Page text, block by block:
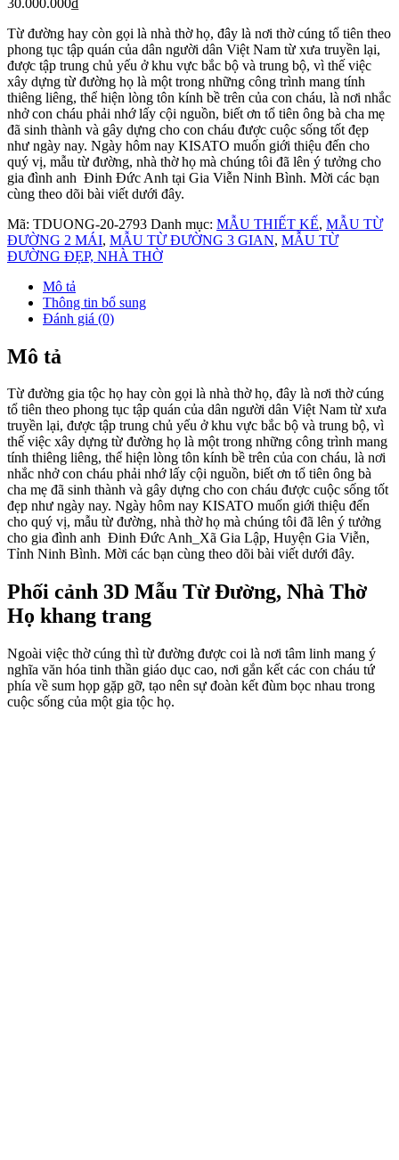
Từ đường hay còn gọi là nhà thờ họ, đây là nơi thờ cúng tổ tiên theo
phong tục tập quán của dân người dân Việt Nam từ xưa truyền lại,
được tập trung chủ yếu ở khu vực bắc bộ và trung bộ, vì thế việc
xây dựng từ đường họ là một trong những công trình mang tính
thiêng liêng, thể hiện lòng tôn kính bề trên của con cháu, là nơi nhắc
nhở con cháu phải nhớ lấy cội nguồn, biết ơn tổ tiên ông bà cha mẹ
đã sinh thành và gây dựng cho con cháu được cuộc sống tốt đẹp
như ngày nay. Ngày hôm nay KISATO muốn giới thiệu đến cho
quý vị, mẫu từ đường, nhà thờ họ mà chúng tôi đã lên ý tưởng cho
gia đình anh Đinh Đức Anh tại Gia Viễn Ninh Bình. Mời các bạn
cùng theo dõi bài viết dưới đây.
Mã: TDUONG-20-2793 Danh mục: MẪU THIẾT KẾ, MẪU TỪ
ĐƯỜNG 2 MÁI, MẪU TỪ ĐƯỜNG 3 GIAN, MẪU TỪ
ĐƯỜNG ĐẸP, NHÀ THỜ
Mô tả
Thông tin bổ sung
Đánh giá (0)
Mô tả
Từ đường gia tộc họ hay còn gọi là nhà thờ họ, đây là nơi thờ cúng
tổ tiên theo phong tục tập quán của dân người dân Việt Nam từ xưa
truyền lại, được tập trung chủ yếu ở khu vực bắc bộ và trung bộ, vì
thế việc xây dựng từ đường họ là một trong những công trình mang
tính thiêng liêng, thể hiện lòng tôn kính bề trên của con cháu, là nơi
nhắc nhở con cháu phải nhớ lấy cội nguồn, biết ơn tổ tiên ông bà
cha mẹ đã sinh thành và gây dựng cho con cháu được cuộc sống tốt
đẹp như ngày nay. Ngày hôm nay KISATO muốn giới thiệu đến
cho quý vị, mẫu từ đường, nhà thờ họ mà chúng tôi đã lên ý tưởng
cho gia đình anh Đinh Đức Anh_Xã Gia Lập, Huyện Gia Viễn,
Tỉnh Ninh Bình. Mời các bạn cùng theo dõi bài viết dưới đây.
Phối cảnh 3D Mẫu Từ Đường, Nhà Thờ
Họ khang trang
Ngoài việc thờ cúng thì từ đường được coi là nơi tâm linh mang ý
nghĩa văn hóa tinh thần giáo dục cao, nơi gắn kết các con cháu tứ
phía về sum họp gặp gỡ, tạo nên sự đoàn kết đùm bọc nhau trong
cuộc sống của một gia tộc họ.